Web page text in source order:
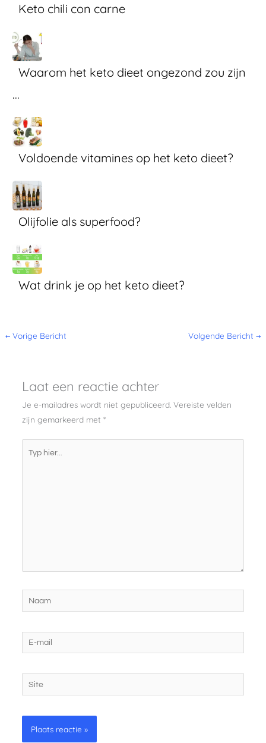
Keto chili con carne
Waarom het keto dieet ongezond zou zijn
...
Voldoende vitamines op het keto dieet?
Olijfolie als superfood?
Wat drink je op het keto dieet?
← Vorige Bericht Volgende Bericht →
Laat een reactie achter
Je e-mailadres wordt niet gepubliceerd. Vereiste velden
zijn gemarkeerd met *
Naam
mail
Site